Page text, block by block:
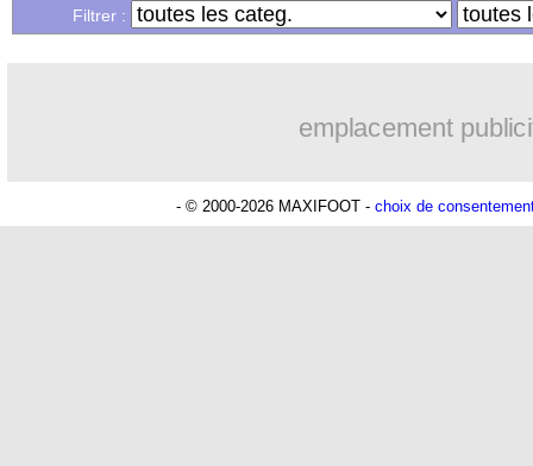
Filtrer :
emplacement
- © 2000-2026 MAXIFOOT - choix de